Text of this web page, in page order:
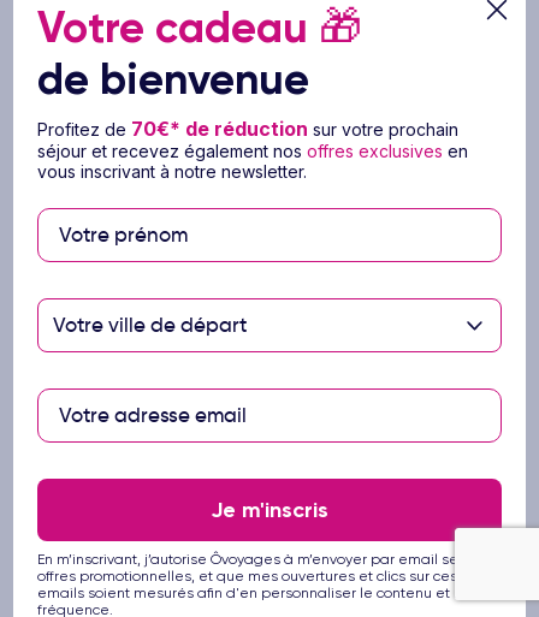
http://www.diplomatie.gouv.fr/fr/conseils-aux-
Ce prix comprend
Les vols réguliers, spéciaux ou low-cost
aller-retour (billets émis dès la réservation sur
vol low-cost) - (escale possible à l'aller ou/et
au retour)
La taxe de solidarité et de carbone
Les taxes aéroport
Les transferts collectifs aéroport-hôtel-
aéroport
L'hébergement selon la catégorie de chambre
choisie lors de la réservation
formule «Ultra Tout compris» (voir détails
Les moments Ôclub
Votre cadeau 🎁
de bienvenue
Profitez de 70€* de réduction sur votre prochain
séjour et recevez également nosoffres exclusives en
vous inscrivant à notre newsletter.
Votre ville de départ
Je m'inscris
En m’inscrivant, j’autorise Ôvoyages à m’envoyer par email ses
offres promotionnelles, et que mes ouvertures et clics sur ces
emails soient mesurés afin d'en personnaliser le contenu et la
fréquence.